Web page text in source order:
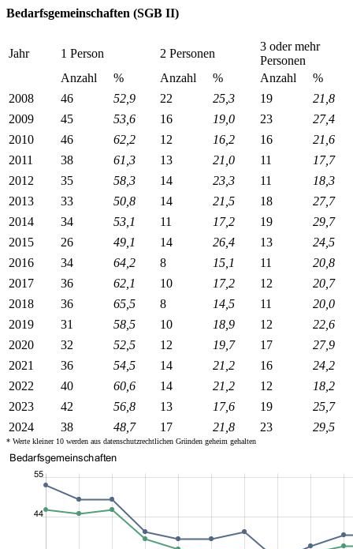
Bedarfsgemeinschaften (SGB II)
Jahr 1 Person 2 Personen
3 oder mehr
Personen
Anzahl
% Anzahl % Anzahl
%
2008
46 52,9 22 25,3 19
21,8
2009
45 53,6 16 19,0 23
27,4
2010
46 62,2 12 16,2 16
21,6
2011
38 61,3 13 21,0 11
17,7
2012
35 58,3 14 23,3 11
18,3
2013
33 50,8 14 21,5 18
27,7
2014
34 53,1 11 17,2 19
29,7
2015
26 49,1 14 26,4 13
24,5
2016
34 64,2 8 15,1 11
20,8
2017
36 62,1 10 17,2 12
20,7
2018
36 65,5 8 14,5 11
20,0
2019
31 58,5 10 18,9 12
22,6
2020
32 52,5 12 19,7 17
27,9
2021
36 54,5 14 21,2 16
24,2
2022
40 60,6 14 21,2 12
18,2
2023
42 56,8 13 17,6 19
25,7
2024
38 48,7 17 21,8 23 29,5
* Werte kleiner 10 werden aus datenschutzrechtlichen Gründen geheim gehalten